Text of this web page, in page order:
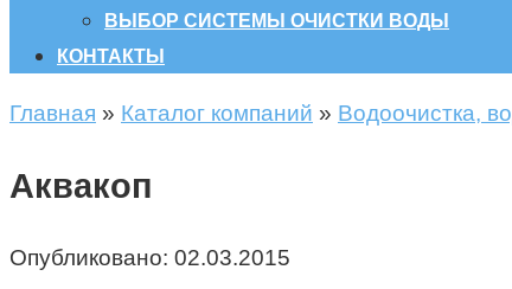
ВЫБОР СИСТЕМЫ ОЧИСТКИ ВОДЫ
КОНТАКТЫ
Главная » Каталог компаний » Водоочистка,
Аквакоп
Опубликовано: 02.03.2015